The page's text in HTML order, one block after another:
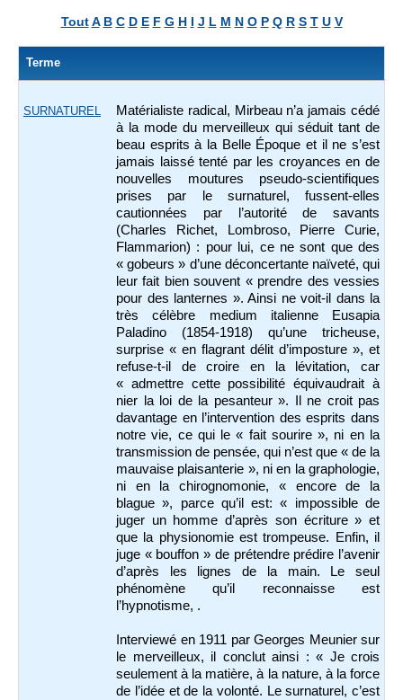
Tout A B C D E F G H I J L M N O P Q R S T U V
Terme
SURNATUREL
Matérialiste radical, Mirbeau n’a jamais cédé
à la mode du merveilleux qui séduit tant de
beau esprits à la Belle Époque et il ne s’est
jamais laissé tenté par les croyances en de
nouvelles moutures pseudo-scientifiques
prises par le surnaturel, fussent-elles
cautionnées par l’autorité de savants
(Charles Richet, Lombroso, Pierre Curie,
Flammarion) : pour lui, ce ne sont que des
« gobeurs » d’une déconcertante naïveté, qui
leur fait bien souvent « prendre des vessies
pour des lanternes ». Ainsi ne voit-il dans la
très célèbre medium italienne Eusapia
Paladino (1854-1918) qu’une tricheuse,
surprise « en flagrant délit d’imposture », et
refuse-t-il de croire en la lévitation, car
« admettre cette possibilité équivaudrait à
nier la loi de la pesanteur ». Il ne croit pas
davantage en l’intervention des esprits dans
notre vie, ce qui le « fait sourire », ni en la
transmission de pensée, qui n’est que « de la
mauvaise plaisanterie », ni en la graphologie,
ni en la chirognomonie, « encore de la
blague », parce qu’il est: « impossible de
juger un homme d’après son écriture » et
que la physionomie est trompeuse. Enfin, il
juge « bouffon » de prétendre prédire l’avenir
d’après les lignes de la main. Le seul
phénomène qu’il reconnaisse est
l’hypnotisme, .
Interviewé en 1911 par Georges Meunier sur
le merveilleux, il conclut ainsi : « Je crois
seulement à la matière, à la nature, à la force
de l’idée et de la volonté. Le surnaturel, c’est